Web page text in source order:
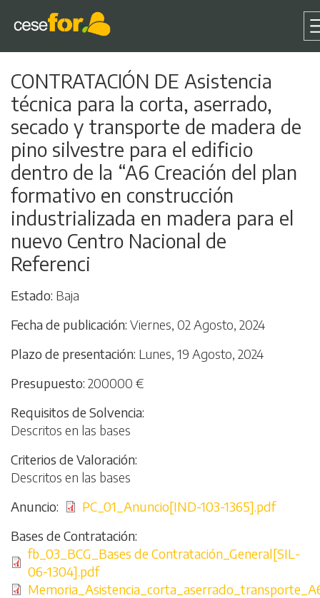
al
contenido
principal
CONTRATACIÓN DE Asistencia
técnica para la corta, aserrado,
secado y transporte de madera de
pino silvestre para el edificio
dentro de la “A6 Creación del plan
formativo en construcción
industrializada en madera para el
nuevo Centro Nacional de
Referenci
Estado Baja
Fecha de publicación Viernes, 02 Agosto, 2024
Plazo de presentación Lunes, 19 Agosto, 2024
Presupuesto 200000 €
Requisitos de Solvencia
Descritos en las bases
Criterios de Valoración
Descritos en las bases
Anuncio
Archivo
PC_01_Anuncio[IND-103-1365].pdf
Bases de Contratación
Archivo
fb_03_BCG_Bases de Contratación_General[SIL-
06-1304].pdf
Archivo